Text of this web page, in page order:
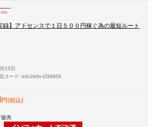
録】アドセンスで１日５００円稼ぐ為の最短ルート
23日
コード: info2info-D36856
円(税込)
販売